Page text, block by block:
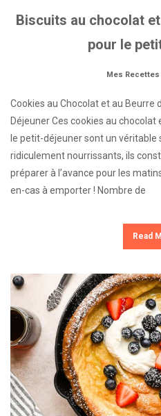
Biscuits au chocolat
pour le
Mes Recettes
Cookies au Chocolat et au Beurre
Déjeuner Ces cookies au
le petit-déjeuner sont un véritable
ridiculement nourrissants, ils
préparer à l’avance pour les
en-cas à emporter ! Nombre de
Read